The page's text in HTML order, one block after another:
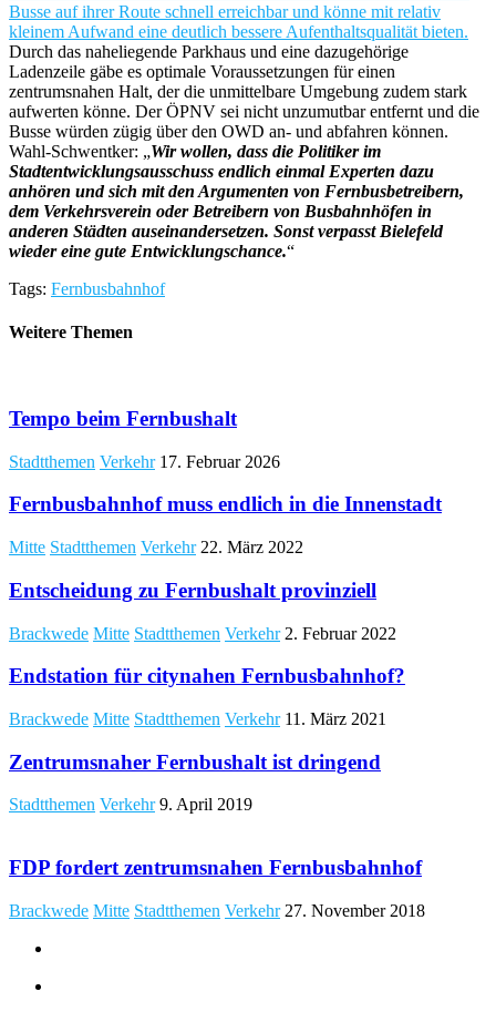
Busse auf ihrer Route schnell erreichbar und könne mit relativ
kleinem Aufwand eine deutlich bessere Aufenthaltsqualität bieten.
Durch das naheliegende Parkhaus und eine dazugehörige
Ladenzeile gäbe es optimale Voraussetzungen für einen
zentrumsnahen Halt, der die unmittelbare Umgebung zudem stark
aufwerten könne. Der ÖPNV sei nicht unzumutbar entfernt und die
Busse würden zügig über den OWD an- und abfahren können.
Wahl-Schwentker: „Wir wollen, dass die Politiker im
Stadtentwicklungsausschuss endlich einmal Experten dazu
anhören und sich mit den Argumenten von Fernbusbetreibern,
dem Verkehrsverein oder Betreibern von Busbahnhöfen in
anderen Städten auseinandersetzen. Sonst verpasst Bielefeld
wieder eine gute Entwicklungschance.“
Tags: Fernbusbahnhof
Weitere Themen
Tempo beim Fernbushalt
Stadtthemen Verkehr 17. Februar 2026
Fernbusbahnhof muss endlich in die Innenstadt
Mitte Stadtthemen Verkehr 22. März 2022
Entscheidung zu Fernbushalt provinziell
Brackwede Mitte Stadtthemen Verkehr 2. Februar 2022
Endstation für citynahen Fernbusbahnhof?
Brackwede Mitte Stadtthemen Verkehr 11. März 2021
Zentrumsnaher Fernbushalt ist dringend
Stadtthemen Verkehr 9. April 2019
FDP fordert zentrumsnahen Fernbusbahnhof
Brackwede Mitte Stadtthemen Verkehr 27. November 2018